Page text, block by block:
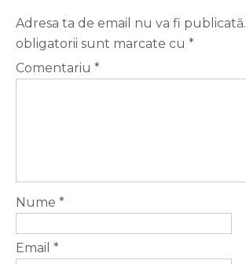
Adresa ta de email nu va fi publicată.
obligatorii sunt marcate cu *
Comentariu *
Nume *
Email *